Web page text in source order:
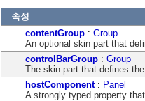
속성
contentGroup : Group
An optional skin part that
controlBarGroup : Group
The skin part that defines
hostComponent: Panel
A strongly typed property